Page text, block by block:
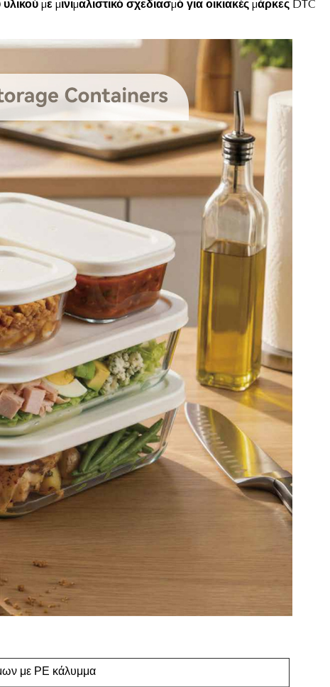
με μινιμαλιστικό σχεδιασμό για οικιακές μάρκες DTC
με PE κάλυμμα